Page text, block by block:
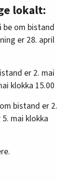
lokalt:
be om bistand
er 28. april
er 2. mai
klokka 15.00
bistand er 2.
mai klokka